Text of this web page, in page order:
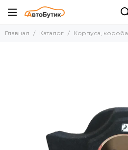
Корпуса, короба
Главная Каталог Корпуса, короба